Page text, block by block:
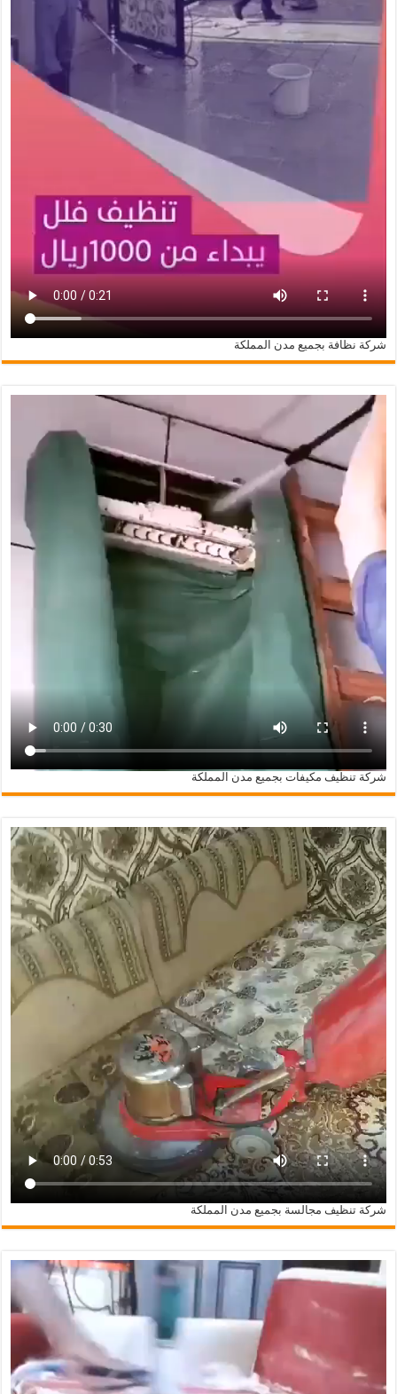
شركة نظافة بجميع مدن المملكة
شركة تنظيف مكيفات بجميع مدن المملكة
شركة تنظيف مجالسة بجميع مدن المملكة